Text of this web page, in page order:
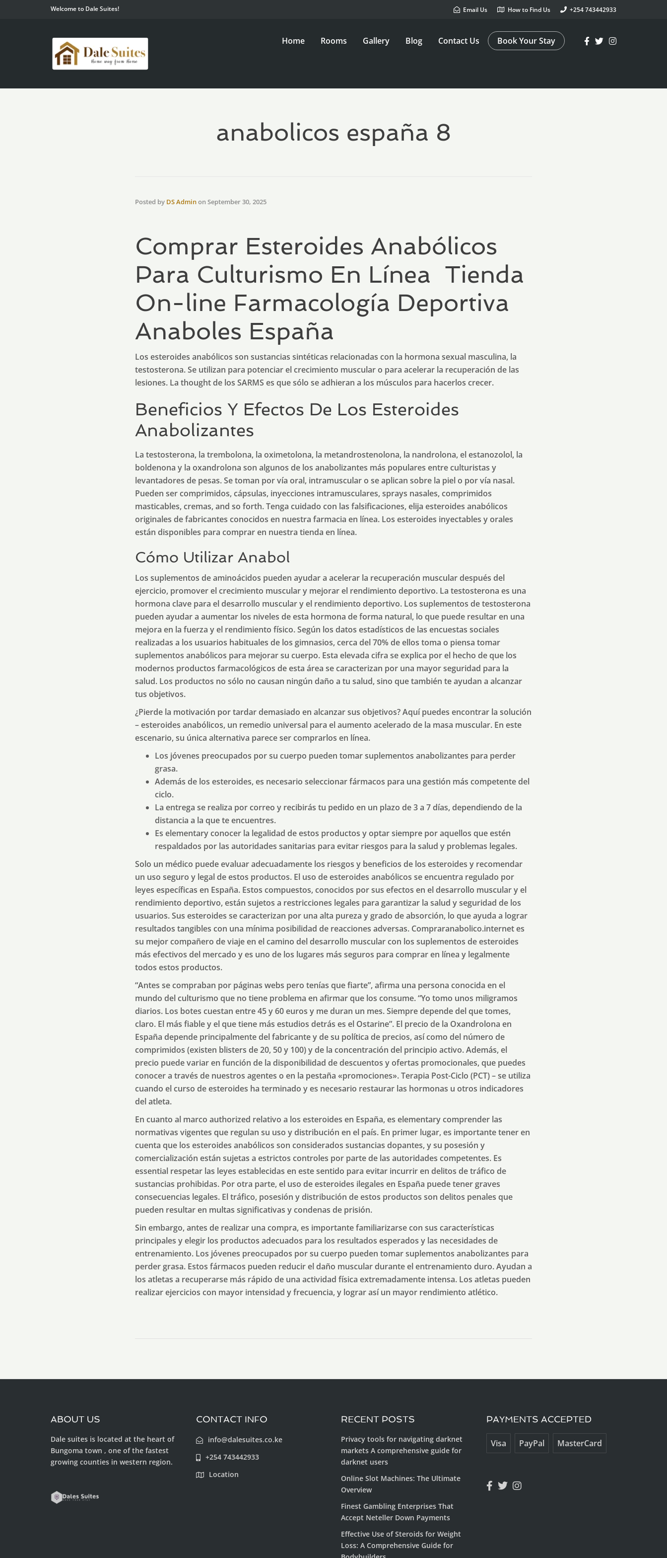
Welcome to Dale Suites! Email Us How to Find Us +254 743442933
Home Rooms Gallery Blog Contact Us Book Your Stay
anabolicos españa 8
Posted by DS AdminonSeptember 30, 2025
Comprar Esteroides Anabólicos
Para Culturismo En Línea ️ Tienda
On-line Farmacología Deportiva
Anaboles España
Los esteroides anabólicos son sustancias sintéticas relacionadas con la hormona sexual masculina, la
testosterona. Se utilizan para potenciar el crecimiento muscular o para acelerar la recuperación de las
lesiones. La thought de los SARMS es que sólo se adhieran a los músculos para hacerlos crecer.
Beneficios Y Efectos De Los Esteroides
Anabolizantes
La testosterona, la trembolona, la oximetolona, la metandrostenolona, la nandrolona, el estanozolol, la
boldenona y la oxandrolona son algunos de los anabolizantes más populares entre culturistas y
levantadores de pesas. Se toman por vía oral, intramuscular o se aplican sobre la piel o por vía nasal.
Pueden ser comprimidos, cápsulas, inyecciones intramusculares, sprays nasales, comprimidos
masticables, cremas, and so forth. Tenga cuidado con las falsificaciones, elija esteroides anabólicos
originales de fabricantes conocidos en nuestra farmacia en línea. Los esteroides inyectables y orales
están disponibles para comprar en nuestra tienda en línea.
Cómo Utilizar Anabol
Los suplementos de aminoácidos pueden ayudar a acelerar la recuperación muscular después del
ejercicio, promover el crecimiento muscular y mejorar el rendimiento deportivo. La testosterona es una
hormona clave para el desarrollo muscular y el rendimiento deportivo. Los suplementos de testosterona
pueden ayudar a aumentar los niveles de esta hormona de forma natural, lo que puede resultar en una
mejora en la fuerza y el rendimiento físico. Según los datos estadísticos de las encuestas sociales
realizadas a los usuarios habituales de los gimnasios, cerca del 70% de ellos toma o piensa tomar
suplementos anabólicos para mejorar su cuerpo. Esta elevada cifra se explica por el hecho de que los
modernos productos farmacológicos de esta área se caracterizan por una mayor seguridad para la
salud. Los productos no sólo no causan ningún daño a tu salud, sino que también te ayudan a alcanzar
tus objetivos.
¿Pierde la motivación por tardar demasiado en alcanzar sus objetivos? Aquí puedes encontrar la solución
– esteroides anabólicos, un remedio universal para el aumento acelerado de la masa muscular. En este
escenario, su única alternativa parece ser comprarlos en línea.
Los jóvenes preocupados por su cuerpo pueden tomar suplementos anabolizantes para perder
grasa.
Además de los esteroides, es necesario seleccionar fármacos para una gestión más competente del
ciclo.
La entrega se realiza por correo y recibirás tu pedido en un plazo de 3 a 7 días, dependiendo de la
distancia a la que te encuentres.
Es elementary conocer la legalidad de estos productos y optar siempre por aquellos que estén
respaldados por las autoridades sanitarias para evitar riesgos para la salud y problemas legales.
Solo un médico puede evaluar adecuadamente los riesgos y beneficios de los esteroides y recomendar
un uso seguro y legal de estos productos. El uso de esteroides anabólicos se encuentra regulado por
leyes específicas en España. Estos compuestos, conocidos por sus efectos en el desarrollo muscular y el
rendimiento deportivo, están sujetos a restricciones legales para garantizar la salud y seguridad de los
usuarios. Sus esteroides se caracterizan por una alta pureza y grado de absorción, lo que ayuda a lograr
resultados tangibles con una mínima posibilidad de reacciones adversas. Compraranabolico.internet es
su mejor compañero de viaje en el camino del desarrollo muscular con los suplementos de esteroides
más efectivos del mercado y es uno de los lugares más seguros para comprar en línea y legalmente
todos estos productos.
“Antes se compraban por páginas webs pero tenías que fiarte”, afirma una persona conocida en el
mundo del culturismo que no tiene problema en afirmar que los consume. “Yo tomo unos miligramos
diarios. Los botes cuestan entre 45 y 60 euros y me duran un mes. Siempre depende del que tomes,
claro. El más fiable y el que tiene más estudios detrás es el Ostarine”. El precio de la Oxandrolona en
España depende principalmente del fabricante y de su política de precios, así como del número de
comprimidos (existen blisters de 20, 50 y 100) y de la concentración del principio activo. Además, el
precio puede variar en función de la disponibilidad de descuentos y ofertas promocionales, que puedes
conocer a través de nuestros agentes o en la pestaña «promociones». Terapia Post-Ciclo (PCT) – se utiliza
cuando el curso de esteroides ha terminado y es necesario restaurar las hormonas u otros indicadores
del atleta.
En cuanto al marco authorized relativo a los esteroides en España, es elementary comprender las
normativas vigentes que regulan su uso y distribución en el país. En primer lugar, es importante tener en
cuenta que los esteroides anabólicos son considerados sustancias dopantes, y su posesión y
comercialización están sujetas a estrictos controles por parte de las autoridades competentes. Es
essential respetar las leyes establecidas en este sentido para evitar incurrir en delitos de tráfico de
sustancias prohibidas. Por otra parte, el uso de esteroides ilegales en España puede tener graves
consecuencias legales. El tráfico, posesión y distribución de estos productos son delitos penales que
pueden resultar en multas significativas y condenas de prisión.
Sin embargo, antes de realizar una compra, es importante familiarizarse con sus características
principales y elegir los productos adecuados para los resultados esperados y las necesidades de
entrenamiento. Los jóvenes preocupados por su cuerpo pueden tomar suplementos anabolizantes para
perder grasa. Estos fármacos pueden reducir el daño muscular durante el entrenamiento duro. Ayudan a
los atletas a recuperarse más rápido de una actividad física extremadamente intensa. Los atletas pueden
realizar ejercicios con mayor intensidad y frecuencia, y lograr así un mayor rendimiento atlético.
ABOUT US
Dale suites is located at the heart of
Bungoma town , one of the fastest
growing counties in western region.
CONTACT INFO
info@dalesuites.co.ke
+254 743442933
Location
RECENT POSTS
Privacy tools for navigating darknet
markets A comprehensive guide for
darknet users
Online Slot Machines: The Ultimate
Overview
Finest Gambling Enterprises That
Accept Neteller Down Payments
Effective Use of Steroids for Weight
Loss: A Comprehensive Guide for
PAYMENTS ACCEPTED
Visa PayPal MasterCard